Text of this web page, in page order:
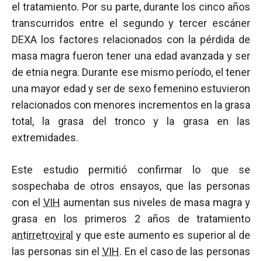
el tratamiento. Por su parte, durante los cinco años
transcurridos entre el segundo y tercer escáner
DEXA los factores relacionados con la pérdida de
masa magra fueron tener una edad avanzada y ser
de etnia negra. Durante ese mismo período, el tener
una mayor edad y ser de sexo femenino estuvieron
relacionados con menores incrementos en la grasa
total, la grasa del tronco y la grasa en las
extremidades.
Este estudio permitió confirmar lo que se
sospechaba de otros ensayos, que las personas
con el VIH aumentan sus niveles de masa magra y
grasa en los primeros 2 años de tratamiento
antirretroviral y que este aumento es superior al de
las personas sin elVIH. En el caso de las personas